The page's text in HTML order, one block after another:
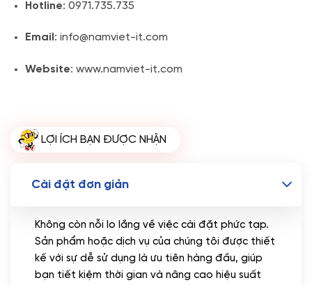
Hotline: 0971.735.735
Email: info@namviet-it.com
Website: www.namviet-it.com
LỢI ÍCH BẠN ĐƯỢC NHẬN
Cài đặt đơn giản
Không còn nỗi lo lắng về việc cài đặt phức tạp.
Sản phẩm hoặc dịch vụ của chúng tôi được thiết
kế với sự dễ sử dụng là ưu tiên hàng đầu, giúp
bạn tiết kiệm thời gian và nâng cao hiệu suất